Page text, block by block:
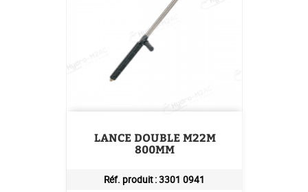
LANCE DOUBLE M22M
800MM
Réf. produit :3301 0941